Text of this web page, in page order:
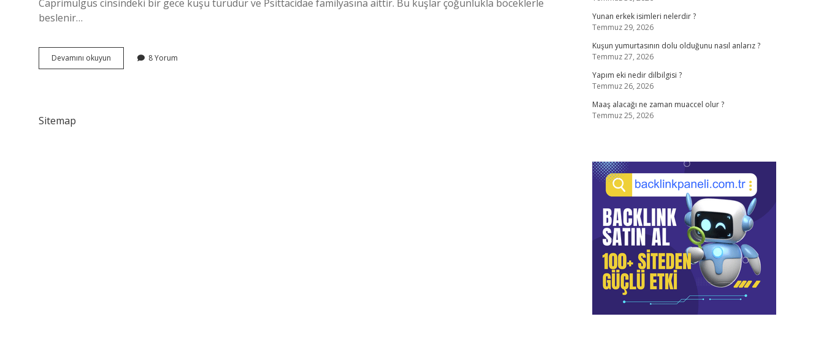
Caprimulgus cinsindeki bir gece kuşu türüdür ve Psittacidae familyasına aittir. Bu kuşlar çoğunlukla böceklerle
beslenir…
Devamını okuyun
Aldatan
8 Yorum
Sitemap
Yunan erkek isimleri nelerdir ?
Temmuz 29, 2026
Kuşun yumurtasının dolu olduğunu nasıl anlarız ?
Temmuz 27, 2026
Yapım eki nedir dilbilgisi ?
Temmuz 26, 2026
Maaş alacağı ne zaman muaccel olur ?
Temmuz 25, 2026